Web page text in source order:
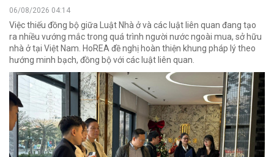
06/08/2026 04:14
Việc thiếu đồng bộ giữa Luật Nhà ở và các luật liên quan đang tạo
ra nhiều vướng mắc trong quá trình người nước ngoài mua, sở hữu
nhà ở tại Việt Nam. HoREA đề nghị hoàn thiện khung pháp lý theo
hướng minh bạch, đồng bộ với các luật liên quan.